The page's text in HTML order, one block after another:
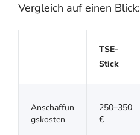
Vergleich auf einen Blick:
TSE-
Stick
Anschaffun
gskosten
250–350
€